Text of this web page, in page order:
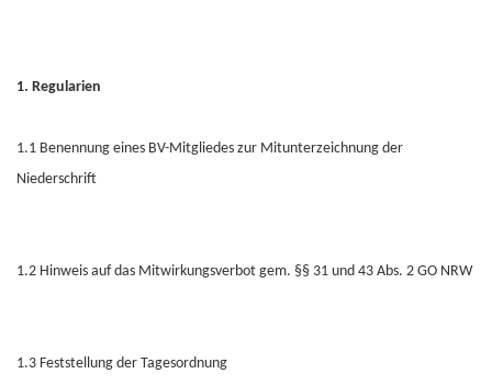
1. Regularien
1.1 Benennung eines BV-Mitgliedes zur Mitunterzeichnung der
Niederschrift
1.2 Hinweis auf das Mitwirkungsverbot gem. §§ 31 und 43 Abs. 2 GO NRW
1.3 Feststellung der Tagesordnung